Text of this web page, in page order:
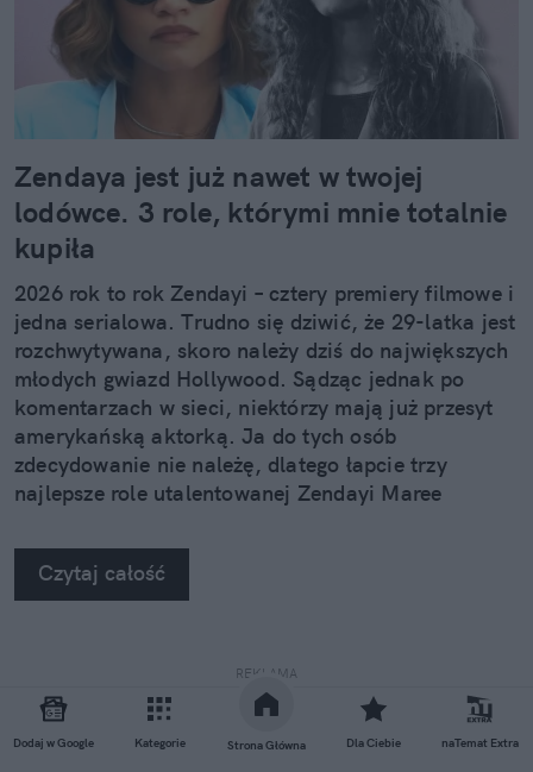
Dodaj w Google Kategorie Strona Główna Dla Ciebie naTemat Extra
Zendaya jest już nawet w twojej
lodówce. 3 role, którymi mnie totalnie
kupiła
2026 rok to rok Zendayi – cztery premiery filmowe i
jedna serialowa. Trudno się dziwić, że 29-latka jest
rozchwytywana, skoro należy dziś do największych
młodych gwiazd Hollywood. Sądząc jednak po
komentarzach w sieci, niektórzy mają już przesyt
amerykańską aktorką. Ja do tych osób
zdecydowanie nie należę, dlatego łapcie trzy
najlepsze role utalentowanej Zendayi Maree
Czytaj całość
REKLAMA